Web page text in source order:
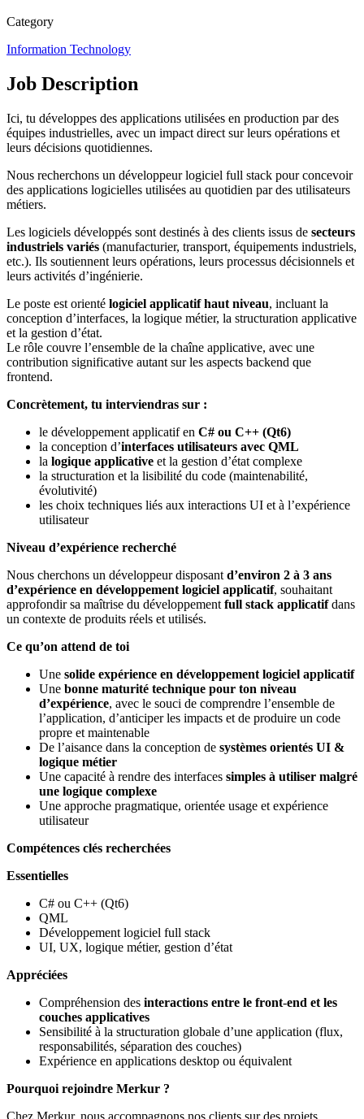
Category
Information Technology
Job Description
Ici, tu développes des applications utilisées en production par des
équipes industrielles, avec un impact direct sur leurs opérations et
leurs décisions quotidiennes.
Nous recherchons un développeur logiciel full stack pour concevoir
des applications logicielles utilisées au quotidien par des utilisateurs
métiers.
Les logiciels développés sont destinés à des clients issus de secteurs
industriels variés (manufacturier, transport, équipements industriels,
etc.). Ils soutiennent leurs opérations, leurs processus décisionnels et
leurs activités d’ingénierie.
Le poste est orienté logiciel applicatif haut niveau, incluant la
conception d’interfaces, la logique métier, la structuration applicative
et la gestion d’état.
Le rôle couvre l’ensemble de la chaîne applicative, avec une
contribution significative autant sur les aspects backend que
frontend.
Concrètement, tu interviendras sur :
le développement applicatif en C# ou C++ (Qt6)
la conception d’interfaces utilisateurs avec QML
la logique applicative et la gestion d’état complexe
la structuration et la lisibilité du code (maintenabilité,
évolutivité)
les choix techniques liés aux interactions UI et à l’expérience
utilisateur
Niveau d’expérience recherché
Nous cherchons un développeur disposant d’environ 2 à 3 ans
d’expérience en développement logiciel applicatif, souhaitant
approfondir sa maîtrise du développement full stack applicatifdans
un contexte de produits réels et utilisés.
Ce qu’on attend de toi
Une solide expérience en développement logiciel applicatif
Une bonne maturité technique pour ton niveau
d’expérience, avec le souci de comprendre l’ensemble de
l’application, d’anticiper les impacts et de produire un code
propre et maintenable
De l’aisance dans la conception de systèmes orientés UI &
logique métier
Une capacité à rendre des interfaces simples à utiliser malgré
une logique complexe
Une approche pragmatique, orientée usage et expérience
utilisateur
Compétences clés recherchées
Essentielles
C# ou C++ (Qt6)
QML
Développement logiciel full stack
UI, UX, logique métier, gestion d’état
Appréciées
Compréhension des interactions entre le front‑end et les
couches applicatives
Sensibilité à la structuration globale d’une application (flux,
responsabilités, séparation des couches)
Expérience en applications desktop ou équivalent
Pourquoi rejoindre Merkur ?
Chez Merkur, nous accompagnons nos clients sur des projets